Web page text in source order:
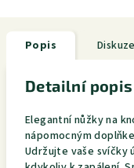
Popis Diskuze
Detailní
Elegantní nůžky na
nápomocným
Udržujte vaše svíčky